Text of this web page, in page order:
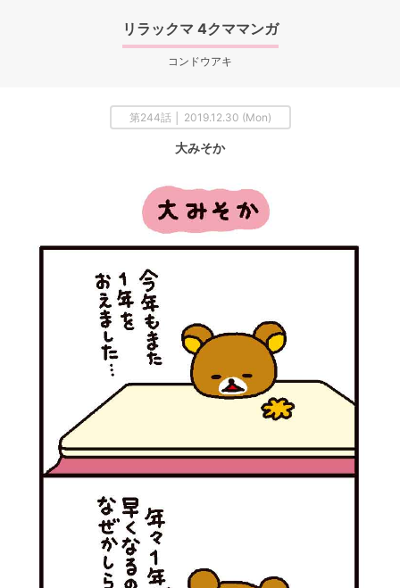
リラックマ 4クママンガ
コンドウアキ
第244話 │ 2019.12.30 (Mon)
大みそか